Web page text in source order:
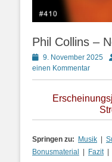
Phil Collins –
Posted
on
9. November 2025
einen Kommentar
Springen zu: Musik
Bonusmaterial
Fazit|